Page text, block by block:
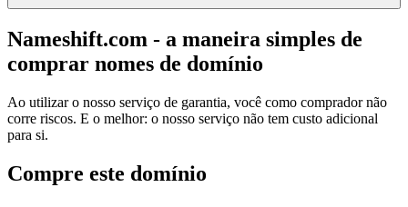
Nameshift.com - a maneira simples de
comprar nomes de domínio
Ao utilizar o nosso serviço de garantia, você como comprador não
corre riscos. E o melhor: o nosso serviço não tem custo adicional
para si.
Compre este domínio